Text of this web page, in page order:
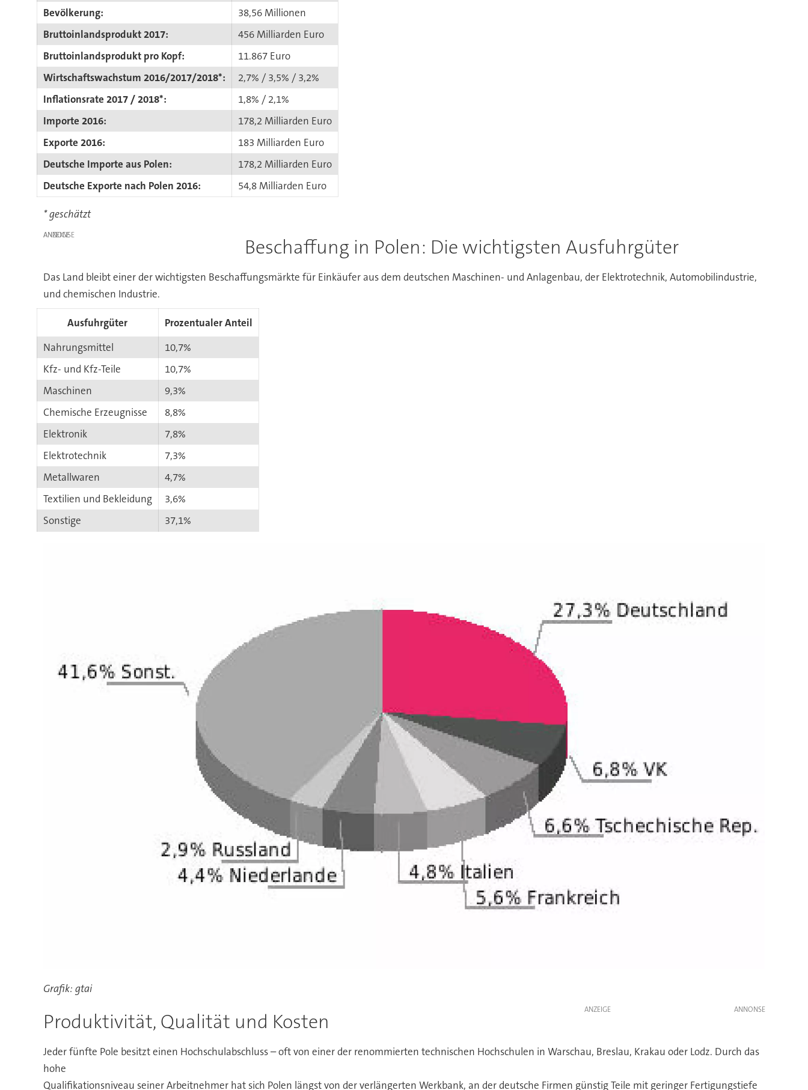
Bevölkerung:
38,56 Millionen
Bruttoinlandsprodukt 2017:
456 Milliarden Euro
Bruttoinlandsprodukt pro Kopf:
11.867 Euro
Wirtschaftswachstum 2016/2017/2018*:
2,7% / 3,5% / 3,2%
Inflationsrate 2017 / 2018*:
1,8% / 2,1%
Importe 2016:
178,2 Milliarden Euro
Exporte 2016:
183 Milliarden Euro
Deutsche Importe aus Polen:
178,2 Milliarden Euro
Deutsche Exporte nach Polen 2016:
54,8 Milliarden Euro
* geschätzt
ANZEIGE Beschaffung in Polen: Die wichtigsten Ausfuhrgüter
Das Land bleibt einer der wichtigsten Beschaffungsmärkte für Einkäufer aus dem deutschen Maschinen- und Anlagenbau, der Elektrotechnik, Automobilindustrie,
und chemischen Industrie.
Ausfuhrgüter
Prozentualer Anteil
Nahrungsmittel
10,7%
Kfz- und Kfz-Teile
10,7%
Maschinen
9,3%
Chemische Erzeugnisse
8,8%
Elektronik
7,8%
Elektrotechnik
7,3%
Metallwaren
4,7%
Textilien und Bekleidung
3,6%
Sonstige
37,1%
Grafik: gtai
ANZEIGE
Produktivität, Qualität und Kosten
Jeder fünfte Pole besitzt einen Hochschulabschluss – oft von einer der renommierten technischen Hochschulen in Warschau, Breslau, Krakau oder Lodz. Durch das
hohe
Qualifikationsniveau seiner Arbeitnehmer hat sich Polen längst von der verlängerten Werkbank, an der deutsche Firmen günstig Teile mit geringer Fertigungstiefe